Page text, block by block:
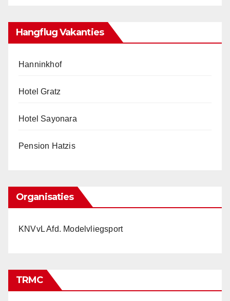
Hangflug Vakanties
Hanninkhof
Hotel Gratz
Hotel Sayonara
Pension Hatzis
Organisaties
KNVvL Afd. Modelvliegsport
TRMC